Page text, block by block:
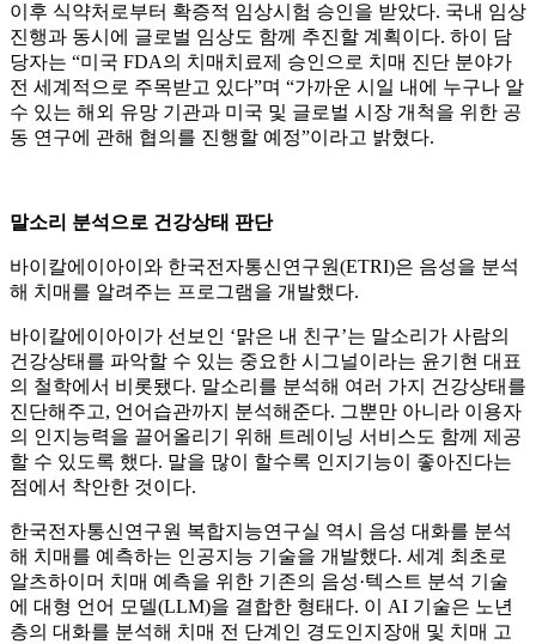
이후 식약처로부터 확증적 임상시험 승인을 받았다. 국내 임상
진행과 동시에 글로벌 임상도 함께 추진할 계획이다. 하이 담
당자는 “미국 FDA의 치매치료제 승인으로 치매 진단 분야가
전 세계적으로 주목받고 있다”며 “가까운 시일 내에 누구나 알
수 있는 해외 유망 기관과 미국 및 글로벌 시장 개척을 위한 공
동 연구에 관해 협의를 진행할 예정”이라고 밝혔다.
말소리 분석으로 건강상태 판단
바이칼에이아이와 한국전자통신연구원(ETRI)은 음성을 분석
해 치매를 알려주는 프로그램을 개발했다.
바이칼에이아이가 선보인 ‘맑은 내 친구’는 말소리가 사람의
건강상태를 파악할 수 있는 중요한 시그널이라는 윤기현 대표
의 철학에서 비롯됐다. 말소리를 분석해 여러 가지 건강상태를
진단해주고, 언어습관까지 분석해준다. 그뿐만 아니라 이용자
의 인지능력을 끌어올리기 위해 트레이닝 서비스도 함께 제공
할 수 있도록 했다. 말을 많이 할수록 인지기능이 좋아진다는
점에서 착안한 것이다.
한국전자통신연구원 복합지능연구실 역시 음성 대화를 분석
해 치매를 예측하는 인공지능 기술을 개발했다. 세계 최초로
알츠하이머 치매 예측을 위한 기존의 음성·텍스트 분석 기술
에 대형 언어 모델(LLM)을 결합한 형태다. 이 AI 기술은 노년
층의 대화를 분석해 치매 전 단계인 경도인지장애 및 치매 고